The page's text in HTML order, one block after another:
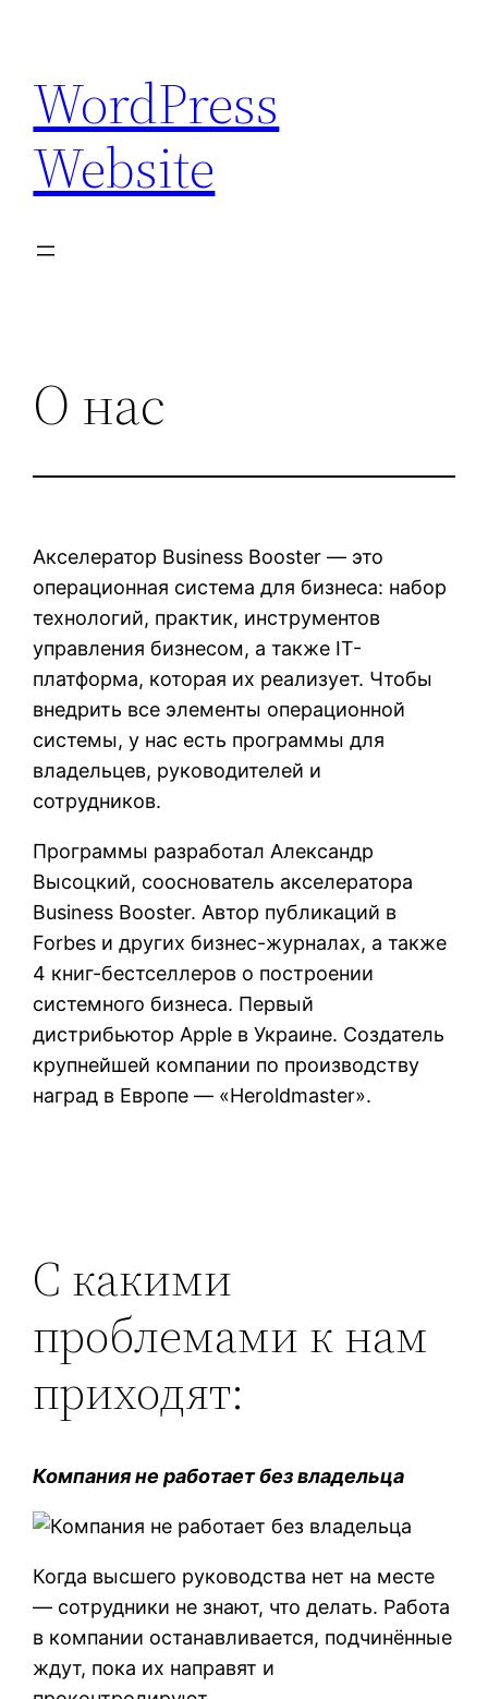
содержимому
WordPress
Website
О нас
Акселератор Business Booster — это
операционная система для бизнеса: набор
технологий, практик, инструментов
управления бизнесом, а также IT-
платформа, которая их реализует. Чтобы
внедрить все элементы операционной
системы, у нас есть программы для
владельцев, руководителей и
сотрудников.
Программы разработал Александр
Высоцкий, сооснователь акселератора
Business Booster. Автор публикаций в
Forbes и других бизнес-журналах, а также
4 книг-бестселлеров о построении
системного бизнеса. Первый
дистрибьютор Apple в Украине. Создатель
крупнейшей компании по производству
наград в Европе — «Heroldmaster».
С какими
проблемами к нам
приходят:
Компания не работает без владельца
Когда высшего руководства нет на месте
— сотрудники не знают, что делать. Работа
в компании останавливается, подчинённые
ждут, пока их направят и